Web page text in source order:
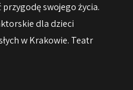
swojego życia.
dla dzieci
w Krakowie. Teatr